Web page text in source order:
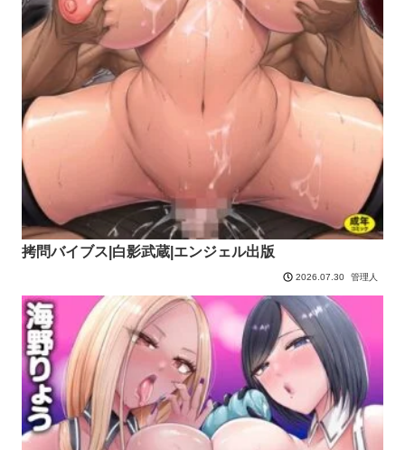
拷問バイブス|白影武蔵|エンジェル出版
2026.07.30 管理人